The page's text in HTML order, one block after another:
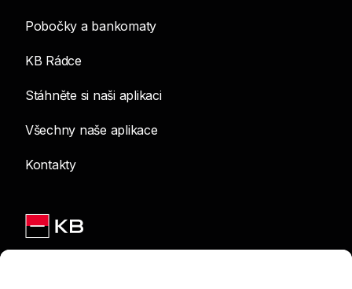
Pobočky a bankomaty
KB Rádce
Stáhněte si naši aplikaci
Všechny naše aplikace
Kontakty